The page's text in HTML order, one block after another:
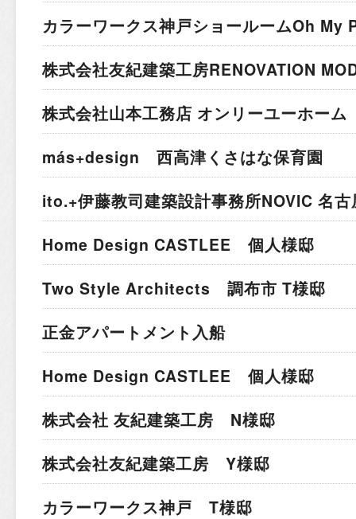
カラーワークス神戸ショールームOh My
株式会社友紀建築工房RENOVATION
株式会社山本工務店 オンリーユーホー
más+design 西高津くさはな保育園
ito.+伊藤教司建築設計事務所NOVIC 名
Home Design CASTLEE 個人様邸
Two Style Architects 調布市 T様邸
正金アパートメント入船
Home Design CASTLEE 個人様邸
株式会社 友紀建築工房 N様邸
株式会社友紀建築工房 Y様邸
カラーワークス神戸 T様邸